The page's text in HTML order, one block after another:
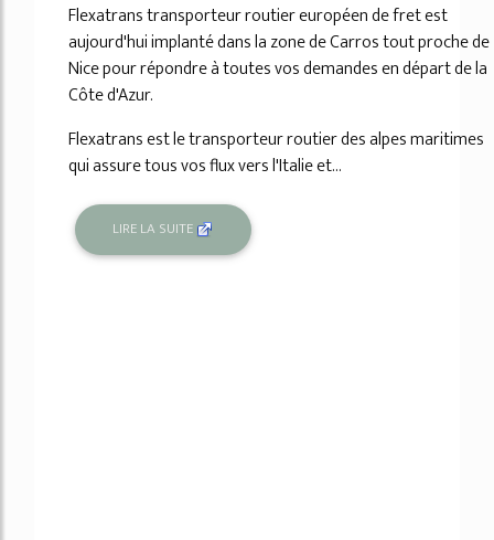
Flexatrans transporteur routier européen de fret est
aujourd'hui implanté dans la zone de Carros tout proche de
Nice pour répondre à toutes vos demandes en départ de la
Côte d'Azur.
Flexatrans est le transporteur routier des alpes maritimes
qui assure tous vos flux vers l'Italie et...
LIRE LA SUITE